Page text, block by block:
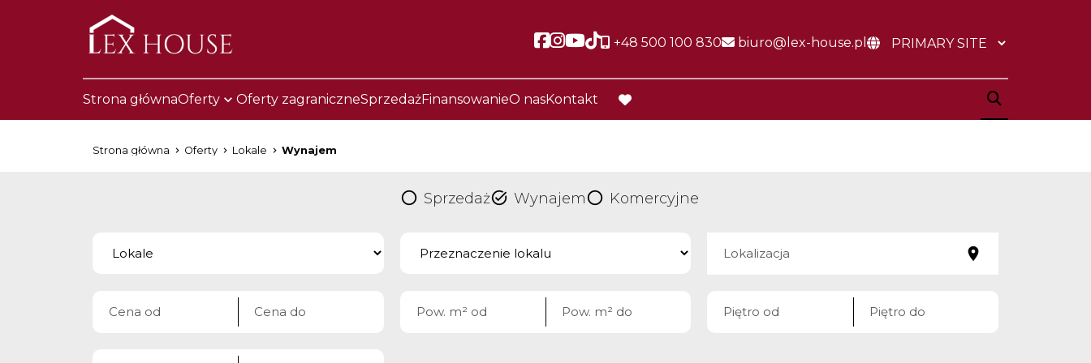
Social link
Social link
Social link
Social link
+48 500 100 830 biuro@lex-house.pl
Strona głównaOferty Oferty zagraniczneSprzedażFinansowanieO nasKontakt
favorite
Strona główna Oferty Lokale Wynajem
Sprzedaż Wynajem Komercyjne